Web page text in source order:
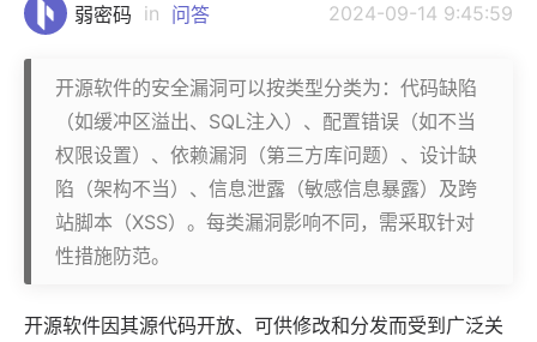
弱密码 in 问答 2024-09-14 9:45:59
开源软件的安全漏洞可以按类型分类为：代码缺陷
（如缓冲区溢出、SQL注入）、配置错误（如不当
权限设置）、依赖漏洞（第三方库问题）、设计缺
陷（架构不当）、信息泄露（敏感信息暴露）及跨
站脚本（XSS）。每类漏洞影响不同，需采取针对
性措施防范。
开源软件因其源代码开放、可供修改和分发而受到广泛关